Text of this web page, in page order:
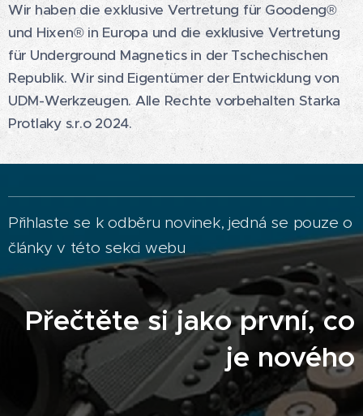
Wir haben die exklusive Vertretung für Goodeng®
und Hixen® in Europa und die exklusive Vertretung
für Underground Magnetics in der Tschechischen
Republik. Wir sind Eigentümer der Entwicklung von
UDM-Werkzeugen. Alle Rechte vorbehalten Starka
Protlaky s.r.o 2024.
Přihlaste se k odběru novinek, jedná se pouze o
články v této sekci webu
Přečtěte si jako první, co
je nového